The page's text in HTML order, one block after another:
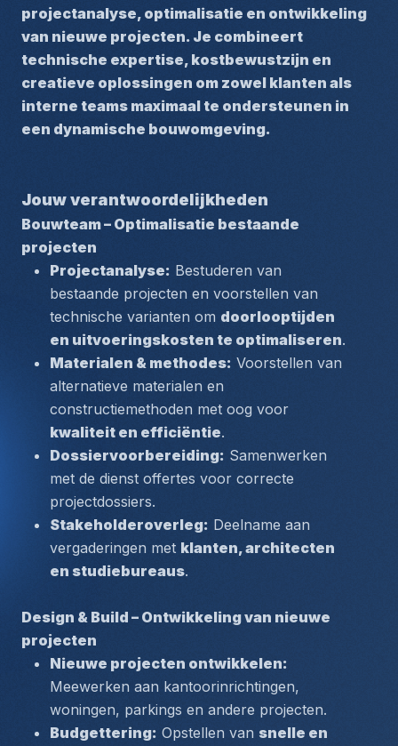
projectanalyse, optimalisatie en ontwikkeling
van nieuwe projecten. Je combineert
technische expertise, kostbewustzijn en
creatieve oplossingen om zowel klanten als
interne teams maximaal te ondersteunen in
een dynamische bouwomgeving.
Jouw verantwoordelijkheden
Bouwteam – Optimalisatie bestaande
projecten
Projectanalyse: Bestuderen van
bestaande projecten en voorstellen van
technische varianten om doorlooptijden
en uitvoeringskosten te optimaliseren.
Materialen & methodes: Voorstellen van
alternatieve materialen en
kwaliteit en efficiëntie.
Dossiervoorbereiding: Samenwerken
met de dienst offertes voor correcte
projectdossiers.
Stakeholderoverleg: Deelname aan
vergaderingen met klanten, architecten
en studiebureaus.
Design & Build – Ontwikkeling van nieuwe
projecten
Nieuwe projecten ontwikkelen:
Meewerken aan kantoorinrichtingen,
woningen, parkings en andere projecten.
Budgettering: Opstellen van snelle en